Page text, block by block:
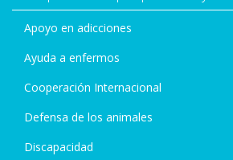
Apoyo en adicciones
Ayuda a enfermos
Cooperación Internacional
Defensa de los animales
Discapacidad